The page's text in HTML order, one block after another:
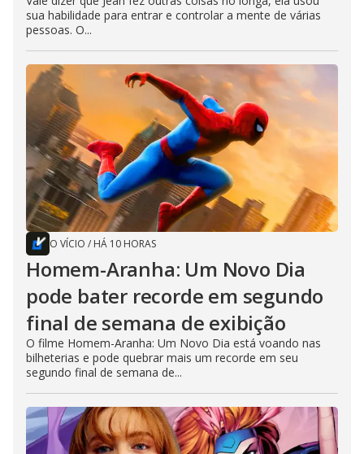
sua habilidade para entrar e controlar a mente de várias
pessoas. O...
O VÍCIO / HÁ 10 HORAS
Homem-Aranha: Um Novo Dia
pode bater recorde em segundo
final de semana de exibição
O filme Homem-Aranha: Um Novo Dia está voando nas
bilheterias e pode quebrar mais um recorde em seu
segundo final de semana de...